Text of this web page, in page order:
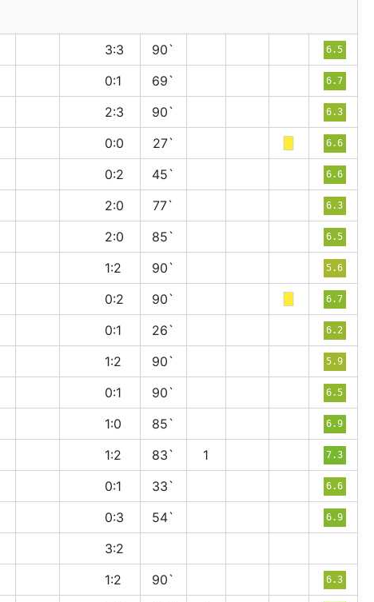
3:3 90` 6.5
0:1 69` 6.7
2:3 90` 6.3
0:0 27` 6.6
0:2 45` 6.6
2:0 77` 6.3
2:0 85` 6.5
1:2 90` 5.6
0:2 90` 6.7
0:1 26` 6.2
1:2 90` 5.9
0:1 90` 6.5
1:0 85` 6.9
1:2 83` 1 7.3
0:1 33` 6.6
0:3 54` 6.9
3:2
1:2 90` 6.3